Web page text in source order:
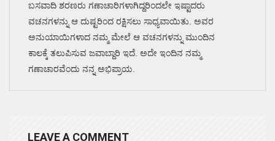
ಬಸವಾದಿ ಶರಣರು ಗಣಾಚಾರಿಗಳಾಗಿದ್ದರಿಂದಲೇ ಇಷ್ಟಾದರು
ವಚನಗಳನ್ನು ಆ ದುಷ್ಟರಿಂದ ರಕ್ಷಿಸಲು ಸಾಧ್ಯವಾಯಿತು. ಅವರ
ಅನುಯಾಯಿಗಳಾದ ನಮ್ಮ ಮೇಲೆ ಆ ವಚನಗಳನ್ನು ಮುಂದಿನ
ಕಾಲಕ್ಕೆ ತಲುಪಿಸುವ ಜವಾಬ್ದಾರಿ ಇದೆ. ಅದೇ ಇಂದಿನ ನಮ್ಮ
ಗಣಾಚಾರವೆಂದು ನನ್ನ ಅಭಿಪ್ರಾಯ.
LEAVE A COMMENT